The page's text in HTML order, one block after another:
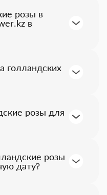
розы в
в
голландских
на розы для
розы
дату?